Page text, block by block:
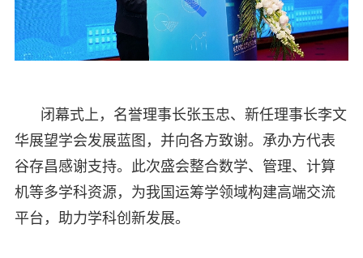
闭幕式上，名誉理事长张玉忠、新任理事长李文
华展望学会发展蓝图，并向各方致谢。承办方代表
谷存昌感谢支持。此次盛会整合数学、管理、计算
机等多学科资源，为我国运筹学领域构建高端交流
平台，助力学科创新发展。